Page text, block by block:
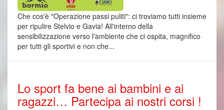
Che cos'è "Operazione passi puliti": ci troviamo tutti insieme
per ripulire Stelvio e Gavia! All'interno della
sensibilizzazione verso l'ambiente che ci ospita, magnifico
per tutti gli sportivi e non che...
Lo sport fa bene ai bambini e ai
ragazzi… Partecipa ai nostri corsi !